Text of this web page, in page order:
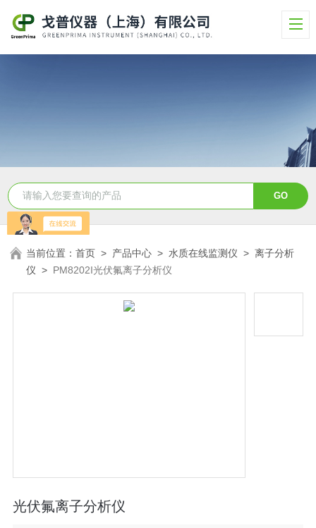
当前位置：首页 > 产品中心 > 水质在线监测仪 >离子分析
仪 > PM8202I光伏氟离子分析仪
光伏氟离子分析仪